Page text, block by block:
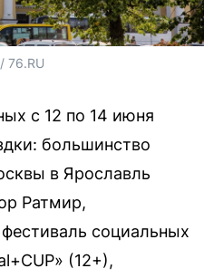
76.RU
с 12 по 14 июня
большинство
в Ярославль
Ратмир,
социальных
(12+),